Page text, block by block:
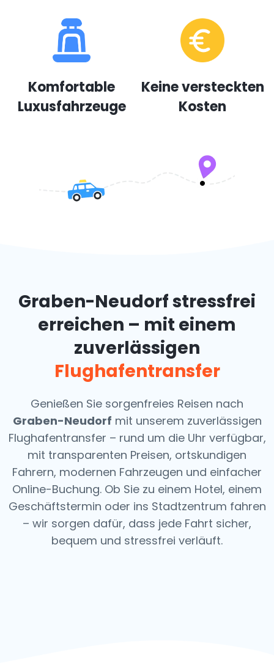
Komfortable
Luxusfahrzeuge
Keine versteckten
Kosten
Graben-Neudorf stressfrei
erreichen – mit einem
zuverlässigen
Flughafentransfer
Genießen Sie sorgenfreies Reisen nach
Graben-Neudorf mit unserem zuverlässigen
Flughafentransfer – rund um die Uhr verfügbar,
mit transparenten Preisen, ortskundigen
Fahrern, modernen Fahrzeugen und einfacher
Online-Buchung. Ob Sie zu einem Hotel, einem
Geschäftstermin oder ins Stadtzentrum fahren
– wir sorgen dafür, dass jede Fahrt sicher,
bequem und stressfrei verläuft.